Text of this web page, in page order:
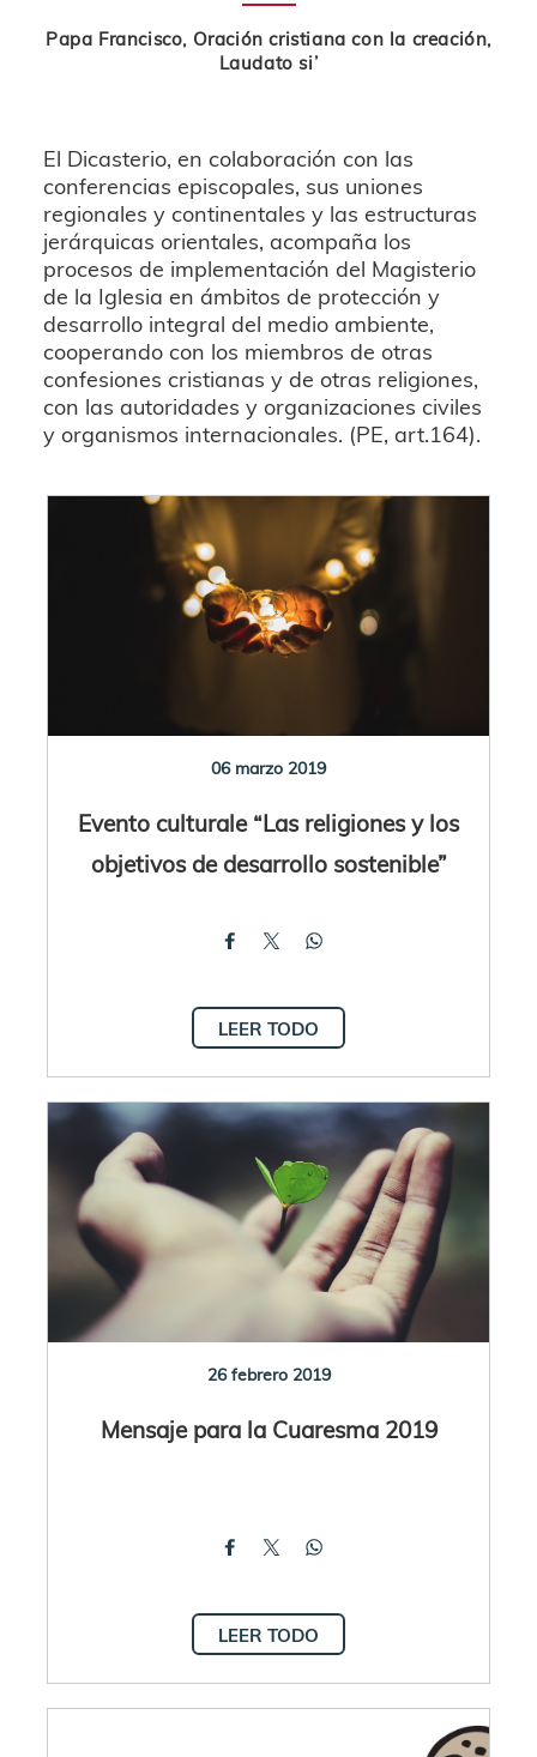
Papa Francisco, Oración cristiana con la creación,
Laudato si’
El Dicasterio, en colaboración con las
conferencias episcopales, sus uniones
regionales y continentales y las estructuras
jerárquicas orientales, acompaña los
procesos de implementación del Magisterio
de la Iglesia en ámbitos de protección y
desarrollo integral del medio ambiente,
cooperando con los miembros de otras
confesiones cristianas y de otras religiones,
con las autoridades y organizaciones civiles
y organismos internacionales. (PE, art.164).
06 marzo 2019
Evento culturale “Las religiones y los
objetivos de desarrollo sostenible”
LEER TODO
26 febrero 2019
Mensaje para la Cuaresma 2019
LEER TODO